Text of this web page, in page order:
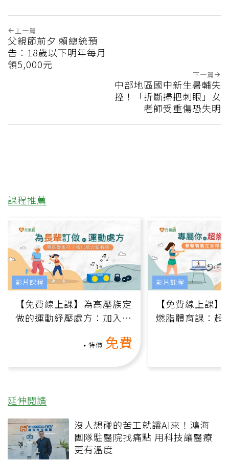
上一篇
父親節前夕 賴總統預
告：18歲以下明年每月
領5,000元
下一篇
中部地區國中新生暑輔失
控！「折斷掃把刺眼」女
老師受重傷恐失明
課程推薦
【免費線上課】為高壓族定
做的運動紓壓處方：加入行
特價 免費
影片課程
【免費線上課
燃脂體育課：超
影片課程
延伸閱讀
沒人想碰的苦工就讓AI來！鴻海
團隊駐醫院找痛點 用科技讓醫療
更有溫度